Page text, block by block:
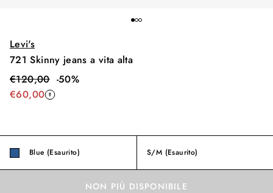
Levi's
721 Skinny jeans a vita alta
€120,00-50%
€60,00
Blue (Esaurito) S/M (Esaurito)
NON PIÙ DISPONIBILE